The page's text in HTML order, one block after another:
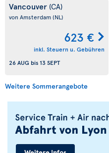
Vancouver (CA)
von Amsterdam(NL)
623 €
inkl. Steuern u. Gebühren
26 AUG bis 13 SEPT
Weitere Sommerangebote